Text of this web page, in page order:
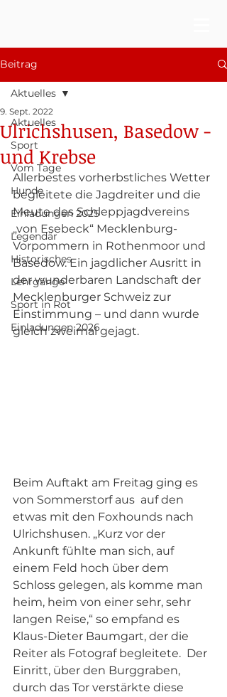
Beitrag
Aktuelles
Sport
Vom Tage
Hunde
Einladungen 2025
Legendär
Historisches
Lehrgänge
Sport in Rot
Einladungen 2026
Aktuelles
Ulrichshusen, Basedow -
und Krebse
9. Sept. 2022
Allerbestes vorherbstliches Wetter
begleitete die Jagdreiter und die
Meute des Schleppjagdvereins
„von Esebeck“ Mecklenburg-
Vorpommern in Rothenmoor und
Basedow. Ein jagdlicher Ausritt in
der wunderbaren Landschaft der
Mecklenburger Schweiz zur
Einstimmung – und dann wurde
gleich zweimal gejagt.
Beim Auftakt am Freitag ging es
von Sommerstorf aus  auf den
etwas mit den Foxhounds nach
Ulrichshusen. „Kurz vor der
Ankunft fühlte man sich, auf
einem Feld hoch über dem
Schloss gelegen, als komme man
heim, heim von einer sehr, sehr
langen Reise,“ so empfand es
Klaus-Dieter Baumgart, der die
Reiter als Fotograf begleitete.  Der
Einritt, über den Burggraben,
durch das Tor verstärkte diese